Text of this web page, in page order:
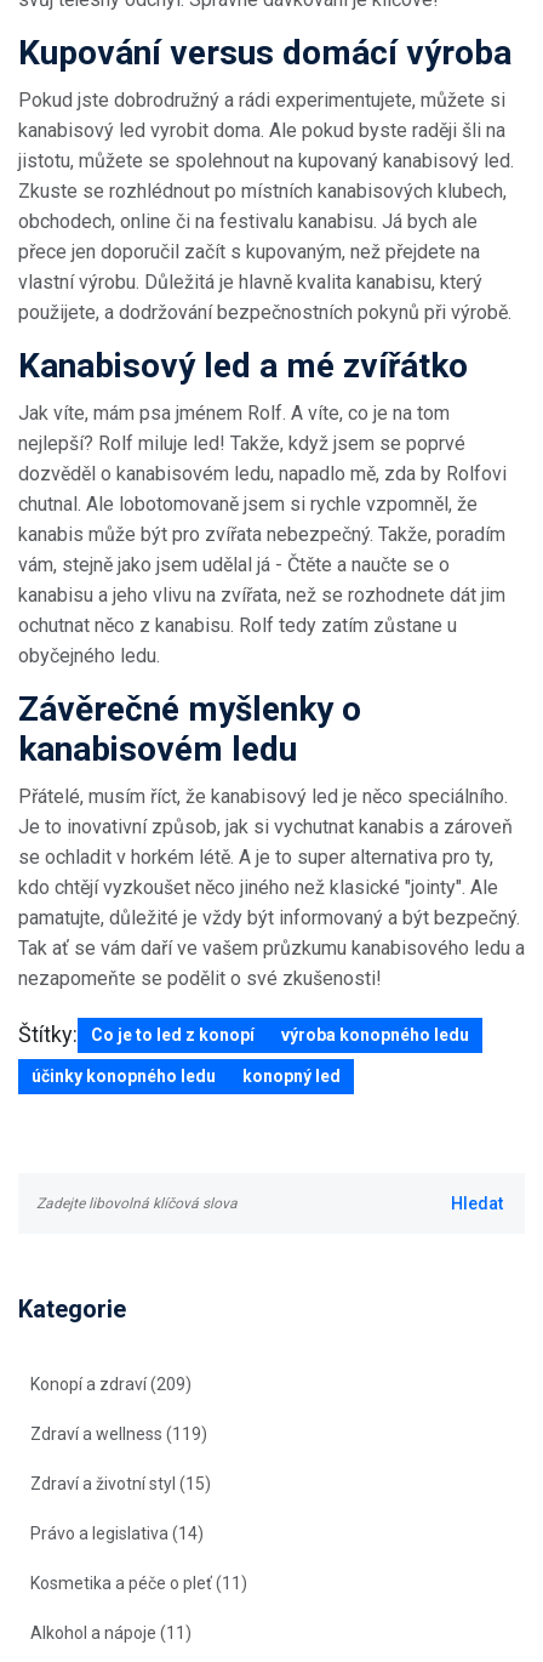
Kupování versus domácí výroba
Pokud jste dobrodružný a rádi experimentujete, můžete si
kanabisový led vyrobit doma. Ale pokud byste raději šli na
jistotu, můžete se spolehnout na kupovaný kanabisový led.
Zkuste se rozhlédnout po místních kanabisových klubech,
obchodech, online či na festivalu kanabisu. Já bych ale
přece jen doporučil začít s kupovaným, než přejdete na
vlastní výrobu. Důležitá je hlavně kvalita kanabisu, který
použijete, a dodržování bezpečnostních pokynů při výrobě.
Kanabisový led a mé zvířátko
Jak víte, mám psa jménem Rolf. A víte, co je na tom
nejlepší? Rolf miluje led! Takže, když jsem se poprvé
dozvěděl o kanabisovém ledu, napadlo mě, zda by Rolfovi
chutnal. Ale lobotomovaně jsem si rychle vzpomněl, že
kanabis může být pro zvířata nebezpečný. Takže, poradím
vám, stejně jako jsem udělal já - Čtěte a naučte se o
kanabisu a jeho vlivu na zvířata, než se rozhodnete dát jim
ochutnat něco z kanabisu. Rolf tedy zatím zůstane u
obyčejného ledu.
Závěrečné myšlenky o
kanabisovém ledu
Přátelé, musím říct, že kanabisový led je něco speciálního.
Je to inovativní způsob, jak si vychutnat kanabis a zároveň
se ochladit v horkém létě. A je to super alternativa pro ty,
kdo chtějí vyzkoušet něco jiného než klasické "jointy". Ale
pamatujte, důležité je vždy být informovaný a být bezpečný.
Tak ať se vám daří ve vašem průzkumu kanabisového ledu a
nezapomeňte se podělit o své zkušenosti!
Štítky: Co je to led z konopí výroba konopného ledu
účinky konopného ledu konopný led
Kategorie
Konopí a zdraví(209)
Zdraví a wellness (119)
Zdraví a životní styl (15)
Právo a legislativa (14)
Kosmetika a péče o pleť(11)
Alkohol a nápoje (11)